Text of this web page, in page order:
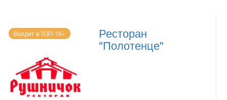
Входит в ТОП-10+ Ресторан
"Полотенце"